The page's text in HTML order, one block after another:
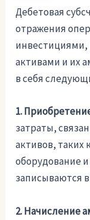
Дебетовая
отражения
активами и их
в себя
1.
затраты,
активов, таких
оборудование
записываются в
2. Начисление